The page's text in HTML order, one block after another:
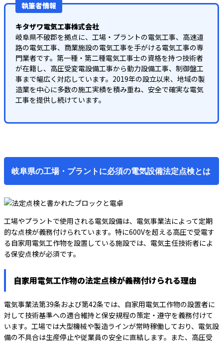
執筆者情報
キタザワ電気工事株式会社
岐阜県不破郡を拠点に、工場・プラントの電気工事、高速道
路の電気工事、商業施設の電気工事を手がける電気工事の専
門業者です。第一種・第二種電気工事士の資格を持つ技術者
が在籍し、高圧受変電設備工事から動力設備工事、制御盤工
事まで幅広く対応しています。2019年の設立以来、地域の製
造業を中心に多数の施工実績を積み重ね、安全で確実な電気
工事を提供し続けています。
岐阜県の工場・プラントに必須の電気設備法定点検とは
工場やプラントで使用される電気設備は、電気事業法によって定期
的な点検が義務付けられています。特に600Vを超える高圧で受電す
る自家用電気工作物を設置している施設では、電気主任技術者によ
る保安点検が必須です。
自家用電気工作物の法定点検が義務付けられる理由
電気事業法第39条および第42条では、自家用電気工作物の設置者に
対して技術基準への適合維持と保安規程の策定・遵守を義務付けて
います。工場では大型機械や製造ラインが常時稼働しており、電気設
備の不具合は生産停止や従業員の安全に直結します。また、高圧受